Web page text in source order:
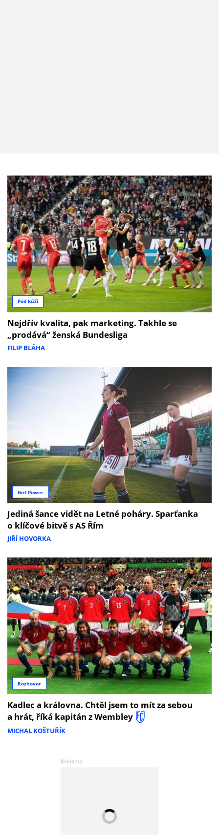
Pod kůží
Nejdřív kvalita, pak marketing. Takhle se
„prodává“ ženská Bundesliga
FILIP BLÁHA
Girl Power
Jediná šance vidět na Letné poháry. Sparťanka
o klíčové bitvě s AS Řím
JIŘÍ HOVORKA
Rozhovor
Kadlec a královna. Chtěl jsem to mít za sebou
a hrát, říká kapitán z Wembley
MICHAL KOŠTUŘÍK